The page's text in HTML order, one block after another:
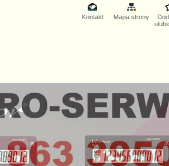
Kontakt Mapa strony